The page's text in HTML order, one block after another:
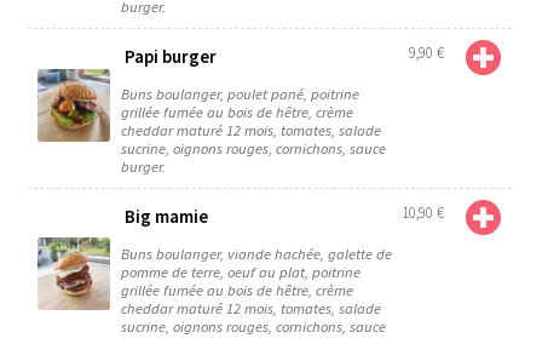
burger.
Papi burger
Buns boulanger, poulet pané, poitrine
grillée fumée au bois de hêtre, crème
cheddar maturé 12 mois, tomates, salade
sucrine, oignons rouges, cornichons, sauce
burger.
9,90€
Big mamie
Buns boulanger, viande hachée, galette de
pomme de terre, oeuf au plat, poitrine
grillée fumée au bois de hêtre, crème
cheddar maturé 12 mois, tomates, salade
sucrine, oignons rouges, cornichons, sauce
10,90€